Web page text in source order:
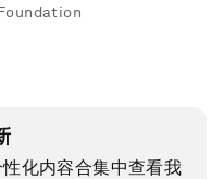
化内容合集中查看我